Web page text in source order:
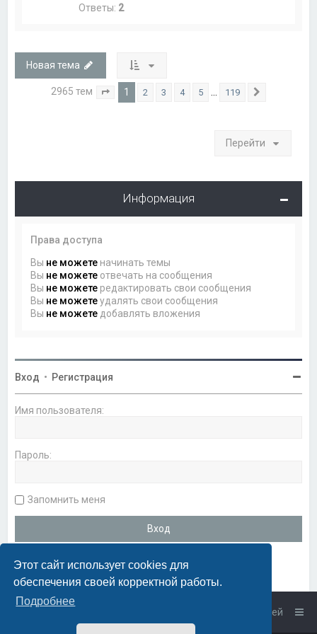
Этот сайт использует cookies для
обеспечения своей корректной работы.
Подробнее
Ответы: 2
Новая тема
2965 тем Страница из 119
1 2 3 4 5 119
Перейти
Информация
Права доступа
Вы не можете начинать темы
Вы не можете отвечать на сообщения
Вы не можете редактировать свои сообщения
Вы не можетеудалять свои сообщения
Вы не можете добавлять вложения
Вход • Регистрация
Имя пользователя:
Пароль:
Запомнить меня
Связаться с администрацией